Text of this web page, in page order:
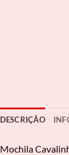
DESCRIÇÃO
Mochila